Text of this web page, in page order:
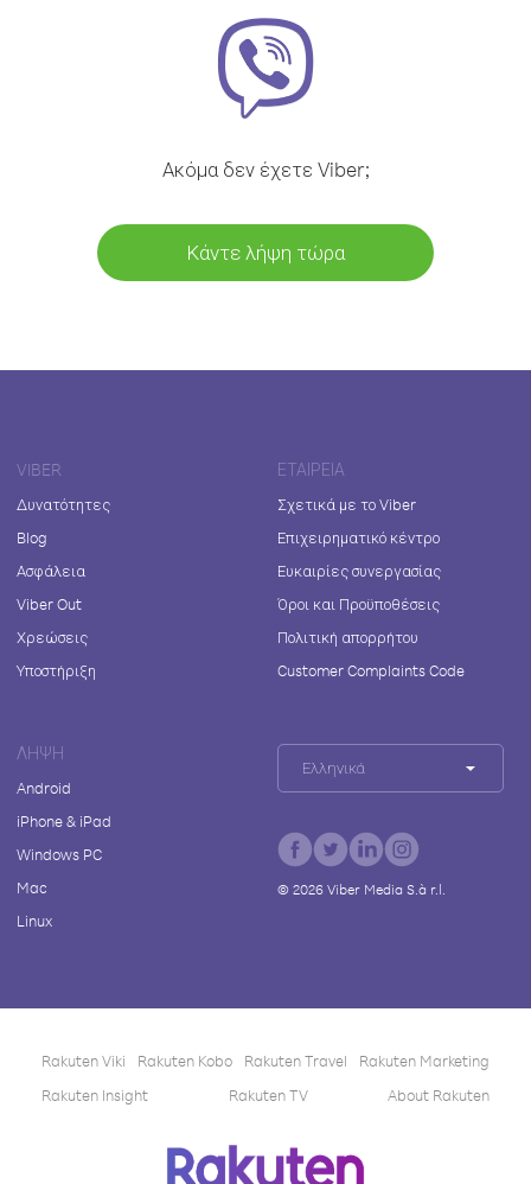
Ακόμα δεν έχετε Viber;
Κάντε λήψη τώρα
VIBER
Δυνατότητες
Blog
Ασφάλεια
Viber Out
Χρεώσεις
Υποστήριξη
ΕΤΑΙΡΕΊΑ
Σχετικά με το Viber
Επιχειρηματικό κέντρο
Ευκαιρίες συνεργασίας
Όροι και Προϋποθέσεις
Πολιτική απορρήτου
Customer Complaints Code
ΛΉΨΗ
Android
iPhone & iPad
Windows PC
Mac
Linux
Ελληνικά
© 2026Viber Media S.à r.l.
Rakuten Viki Rakuten Kobo Rakuten Travel
Rakuten Marketing
Rakuten Insight
Rakuten TV About Rakuten